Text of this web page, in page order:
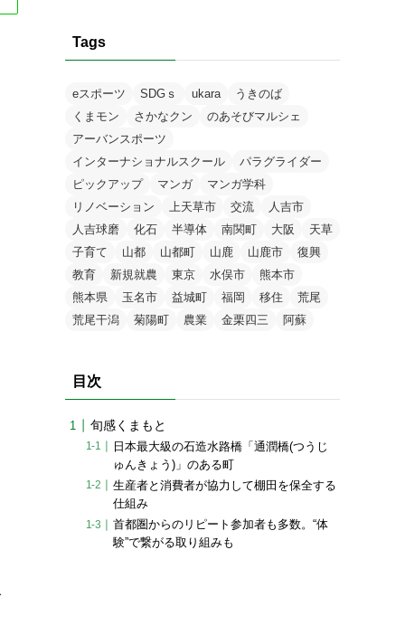
Tags
eスポーツ SDGｓ ukara
うきのば
くまモン
さかなクン
のあそびマルシェ
アーバンスポーツ
インターナショナルスクール
パラグライダー
ピックアップ
マンガ
マンガ学科
リノベーション
上天草市 交流
人吉市
人吉球磨
化石 半導体 南関町 大阪
天草
子育て
山都 山都町 山鹿 山鹿市
復興
教育
新規就農 東京 水俣市
熊本市
熊本県
玉名市 益城町 福岡 移住
荒尾
荒尾干潟
菊陽町 農業 金栗四三 阿蘇
目次
旬感くまもと
日本最大級の石造水路橋「通潤橋(つうじ
ゅんきょう)」のある町
生産者と消費者が協力して棚田を保全する
仕組み
首都圏からのリピート参加者も多数。“体
験”で繋がる取り組みも